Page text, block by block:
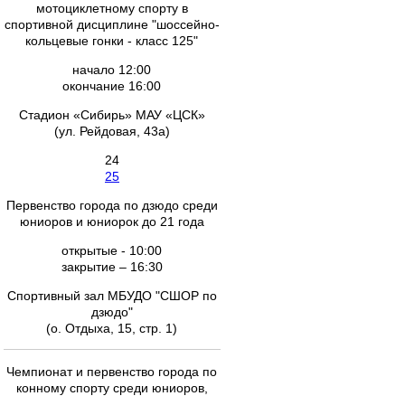
мотоциклетному спорту в
спортивной дисциплине "шоссейно-
кольцевые гонки - класс 125"
начало 12:00
окончание 16:00
Стадион «Сибирь» МАУ «ЦСК»
(ул. Рейдовая, 43а)
24
25
Первенство города по дзюдо среди
юниоров и юниорок до 21 года
открытые - 10:00
закрытие – 16:30
Спортивный зал МБУДО "СШОР по
дзюдо"
(о. Отдыха, 15, стр. 1)
Чемпионат и первенство города по
конному спорту среди юниоров,